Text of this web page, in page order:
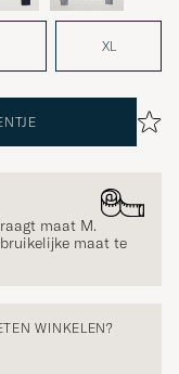
XL
maat M.
maat te
WINKELEN?